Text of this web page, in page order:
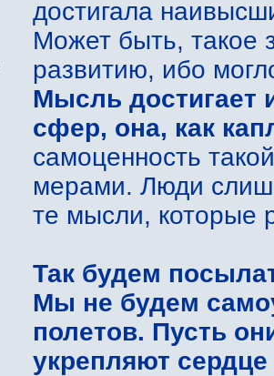
достигала
Может быть, такое
развитию, ибо
Мысль достигает
сфер, она, как
самоценность
мерами. Люди
те мысли, которые
Так будем
Мы не будем
полетов. Пусть
укрепляют